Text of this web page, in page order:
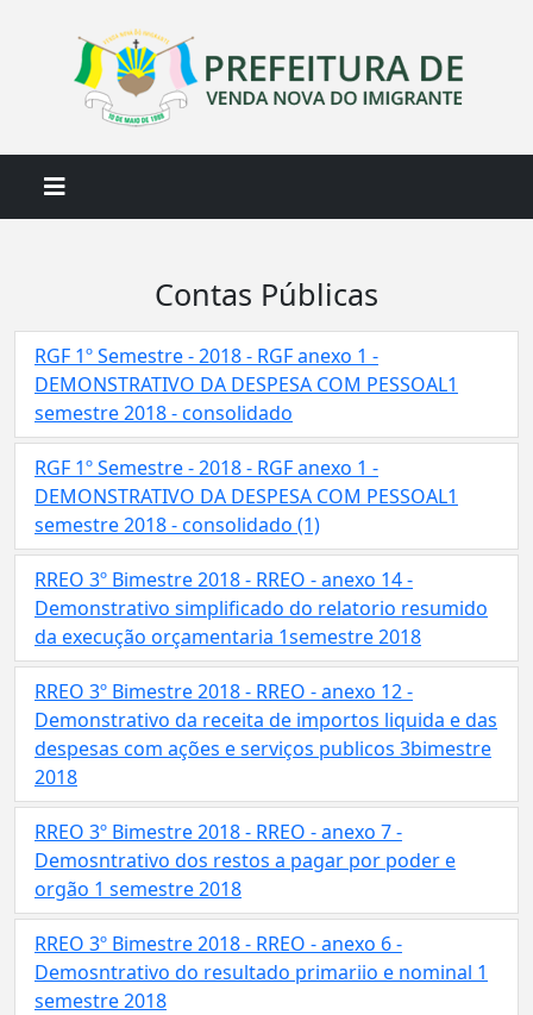
Contas Públicas
RGF 1º Semestre - 2018 - RGF anexo 1 -
DEMONSTRATIVO DA DESPESA COM PESSOAL1
semestre 2018 - consolidado
RGF 1º Semestre - 2018 - RGF anexo 1 -
DEMONSTRATIVO DA DESPESA COM PESSOAL1
semestre 2018 - consolidado (1)
RREO 3º Bimestre 2018 - RREO - anexo 14 -
Demonstrativo simplificado do relatorio resumido
da execução orçamentaria 1semestre 2018
RREO 3º Bimestre 2018 - RREO - anexo 12 -
Demonstrativo da receita de importos liquida e das
despesas com ações e serviços publicos 3bimestre
2018
RREO 3º Bimestre 2018 - RREO - anexo 7 -
Demosntrativo dos restos a pagar por poder e
orgão 1 semestre 2018
RREO 3º Bimestre 2018 - RREO - anexo 6 -
Demosntrativo do resultado primariio e nominal 1
semestre 2018